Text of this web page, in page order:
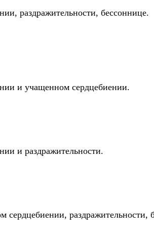
раздражительности, бессоннице.
и учащенном сердцебиении.
и раздражительности.
раздражительности,